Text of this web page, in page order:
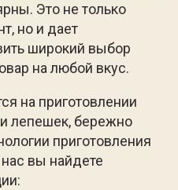
Это не только
но и дает
широкий выбор
на любой вкус.
на приготовлении
лепешек, бережно
приготовления
вы найдете